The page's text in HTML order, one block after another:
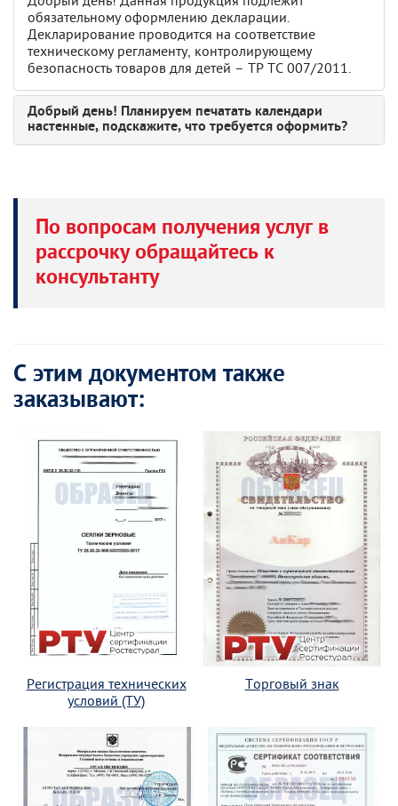
обязательному оформлению декларации.
Декларирование проводится на соответствие
техническому регламенту, контролирующему
безопасность товаров для детей – ТР ТС 007/2011.
Добрый день! Планируем печатать календари
настенные, подскажите, что требуется оформить?
По вопросам получения услуг в
рассрочку обращайтесь к
консультанту
С этим документом также
заказывают:
Регистрация технических
условий (ТУ)
Торговый знак